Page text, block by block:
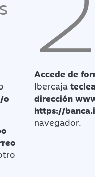
o
Accede de
Ibercaja
dirección
https://
navegador.